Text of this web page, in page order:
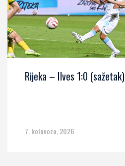
Rijeka – Ilves 1:0 (sažetak)
7. kolovoza, 2026